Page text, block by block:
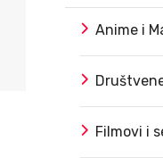
Anime i
Filmovi i